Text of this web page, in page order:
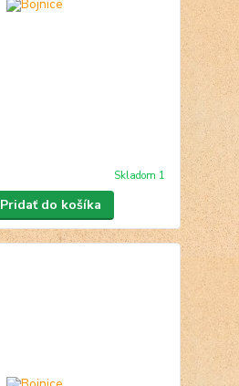
Skladom 1
Pridať do košíka